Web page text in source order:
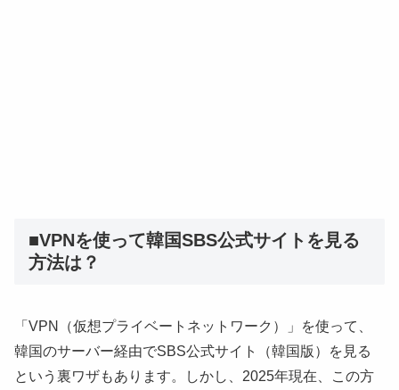
■VPNを使って韓国SBS公式サイトを見る
方法は？
「VPN（仮想プライベートネットワーク）」を使って、
韓国のサーバー経由でSBS公式サイト（韓国版）を見る
という裏ワザもあります。しかし、2025年現在、この方